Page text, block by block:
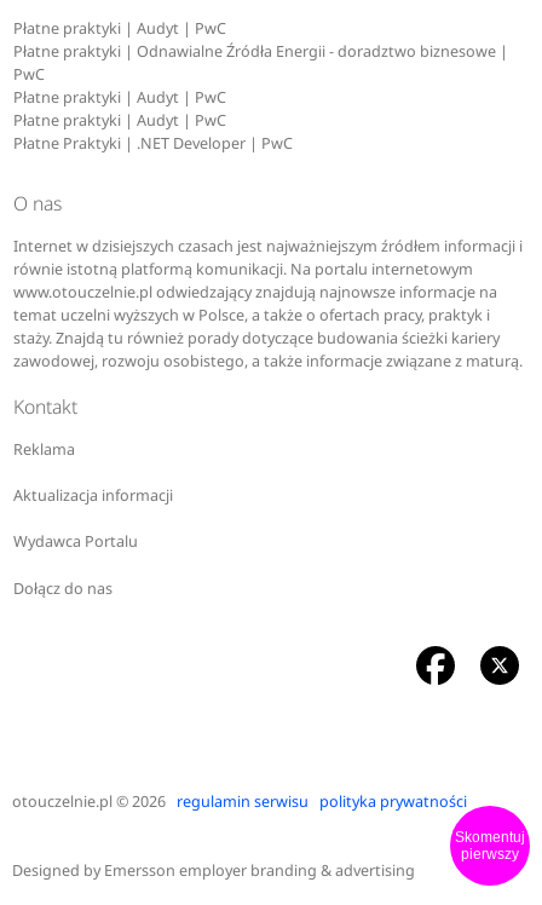
Skomentuj
pierwszy
Płatne praktyki | Audyt | PwC
Płatne praktyki | Odnawialne Źródła Energii - doradztwo biznesowe |
PwC
Płatne praktyki | Audyt | PwC
Płatne praktyki | Audyt | PwC
Płatne Praktyki | .NET Developer | PwC
O nas
Internet w dzisiejszych czasach jest najważniejszym źródłem informacji i
równie istotną platformą komunikacji. Na portalu internetowym
www.otouczelnie.pl odwiedzający znajdują najnowsze informacje na
temat uczelni wyższych w Polsce, a także o ofertach pracy, praktyk i
staży. Znajdą tu również porady dotyczące budowania ścieżki kariery
zawodowej, rozwoju osobistego, a także informacje związane z maturą.
Kontakt
Reklama
Aktualizacja informacji
Wydawca Portalu
Dołącz do nas
otouczelnie.pl© 2026 regulamin serwisu polityka prywatności
Designed byEmersson employer branding & advertising